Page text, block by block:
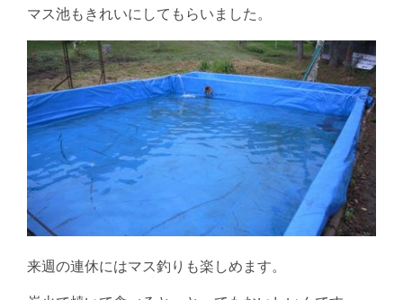
マス池もきれいにしてもらいました。
来週の連休にはマス釣りも楽しめます。